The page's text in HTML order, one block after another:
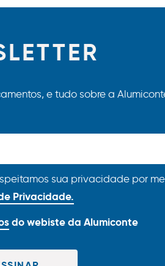
e tudo sobre a
sua privacidade por
Privacidade.
do webiste da Alumiconte